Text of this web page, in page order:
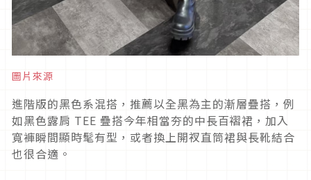
圖片來源
進階版的黑色系混搭，推薦以全黑為主的漸層疊搭，例
如黑色露肩 TEE 疊搭今年相當夯的中長百褶裙，加入
寬褲瞬間顯時髦有型，或者換上開衩直筒裙與長靴結合
也很合適。